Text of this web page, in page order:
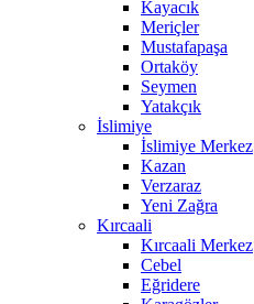
Kayacık
Meriçler
Mustafapaşa
Ortaköy
Seymen
Yatakçık
İslimiye
İslimiye Merkez
Kazan
Verzaraz
Yeni Zağra
Kırcaali
Kırcaali Merkez
Cebel
Eğridere